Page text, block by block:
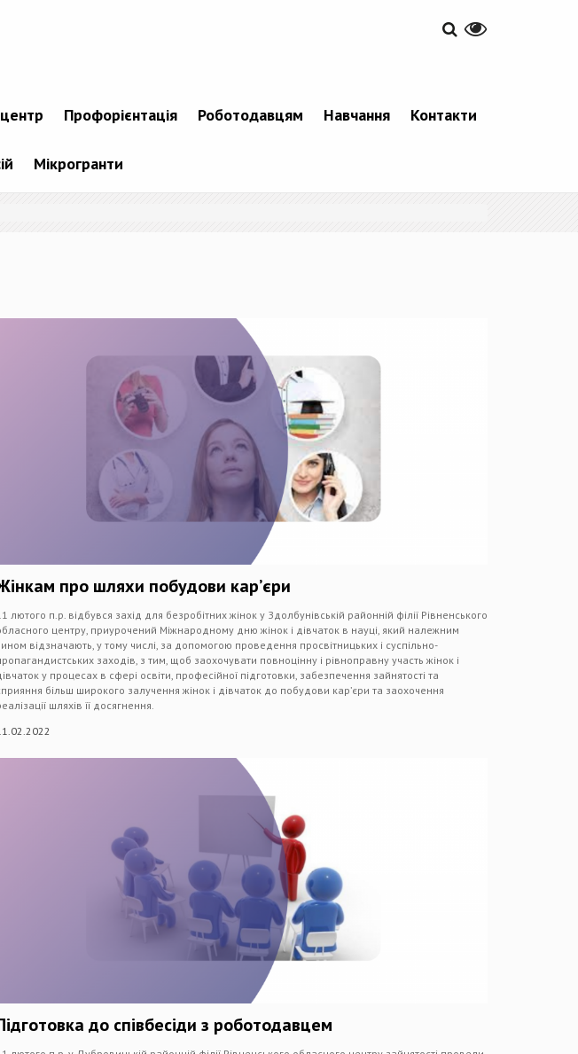
Профорієнтація Роботодавцям Навчання Контакти
Мікрогранти
про шляхи побудови кар’єри
лютого п.р. відбувся захід для безробітних жінок у Здолбунівській районній філії Рівненського
центру, приурочений Міжнародному дню жінок і дівчаток в науці, який належним
відзначають, у тому числі, за допомогою проведення просвітницьких і суспільно-
заходів, з тим, щоб заохочувати повноцінну і рівноправну участь жінок і
у процесах в сфері освіти, професійної підготовки, забезпечення зайнятості та
більш широкого залучення жінок і дівчаток до побудови кар’єри та заохочення
шляхів її досягнення.
до співбесіди з роботодавцем